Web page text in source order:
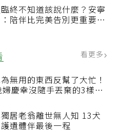
終不知道該說什麼？安寧
陪伴比完美告別更重要，
看更多
無用的東西反幫了大忙！
慶幸沒隨手丟棄的3樣物
居老翁離世無人知 13犬
遺體伴最後一程